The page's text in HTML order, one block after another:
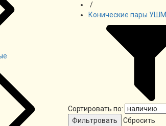
/
Конические пары УШМ
Сортировать по:
Cбросить